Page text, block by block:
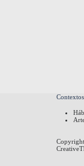
Contextos